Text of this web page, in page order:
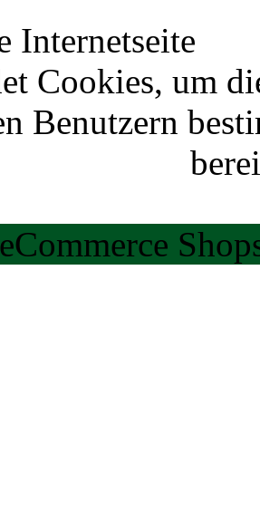
Internetseite
Cookies, um
Benutzern